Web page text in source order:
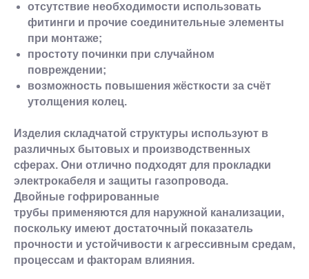
отсутствие необходимости использовать
фитинги и прочие соединительные элементы
при монтаже;
простоту починки при случайном
повреждении;
возможность повышения жёсткости за счёт
утолщения колец.
Изделия складчатой структуры используют в
различных бытовых и производственных
сферах. Они отлично подходят для прокладки
электрокабеля и защиты газопровода.
Двойные гофрированные
трубы применяются для наружной канализации,
поскольку имеют достаточный показатель
прочности и устойчивости к агрессивным средам,
процессам и факторам влияния.